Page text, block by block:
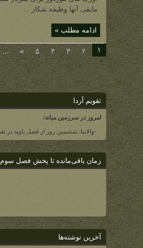
مابقی آنها وظیفه شکار ...
ادامه مطلب »
۱ ۲ ۳ ۴ ۵ »
تقویم آردا
امروز در سرزمین میانه:
-والانیا، ششمین روز از فصل یاویه در
زمان باقی‌مانده تا پخش فصل
آخرین نوشته‌ها